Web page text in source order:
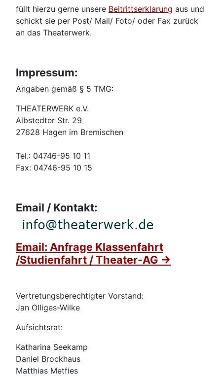
füllt hierzu gerne unsere Beitrittserklarung aus und
schickt sie per Post/ Mail/ Foto/ oder Fax zurück
an das Theaterwerk.
Impressum:
Angaben gemäß § 5 TMG:
THEATERWERK e.V.
Albstedter Str. 29
27628 Hagen im Bremischen
Tel.: 04746-95 10 11
Fax: 04746-95 10 15
Email / Kontakt:
Email: Anfrage Klassenfahrt
/Studienfahrt / Theater-AG ->
Vertretungsberechtigter Vorstand:
Jan Olliges-Wilke
Aufsichtsrat:
Katharina Seekamp
Daniel Brockhaus
Matthias Metfies